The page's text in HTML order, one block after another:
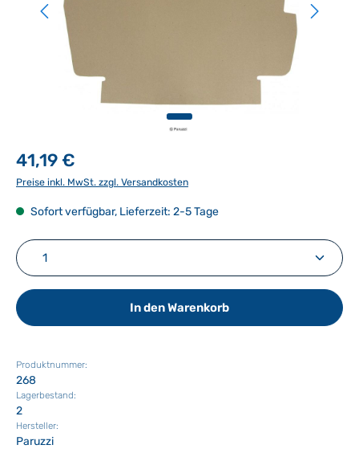
41,19 €
Preise inkl. MwSt. zzgl. Versandkosten
Sofort verfügbar, Lieferzeit: 2-5 Tage
Produkt Anzahl: Gib den gewünschten Wert ein
In den Warenkorb
Produktnummer:
268
Lagerbestand:
2
Hersteller:
Paruzzi